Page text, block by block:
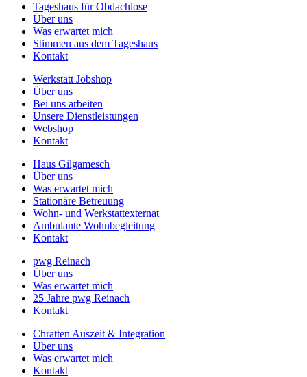
Tageshaus für Obdachlose
Über uns
Was erwartet mich
Stimmen aus dem Tageshaus
Kontakt
Werkstatt Jobshop
Über uns
Bei uns arbeiten
Unsere Dienstleistungen
Webshop
Kontakt
Haus Gilgamesch
Über uns
Was erwartet mich
Stationäre Betreuung
Wohn- und Werkstattexternat
Ambulante Wohnbegleitung
Kontakt
pwg Reinach
Über uns
Was erwartet mich
25 Jahre pwg Reinach
Kontakt
Chratten Auszeit & Integration
Über uns
Was erwartet mich
Kontakt